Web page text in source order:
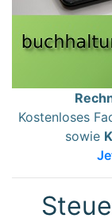
Kostenloses
sowie